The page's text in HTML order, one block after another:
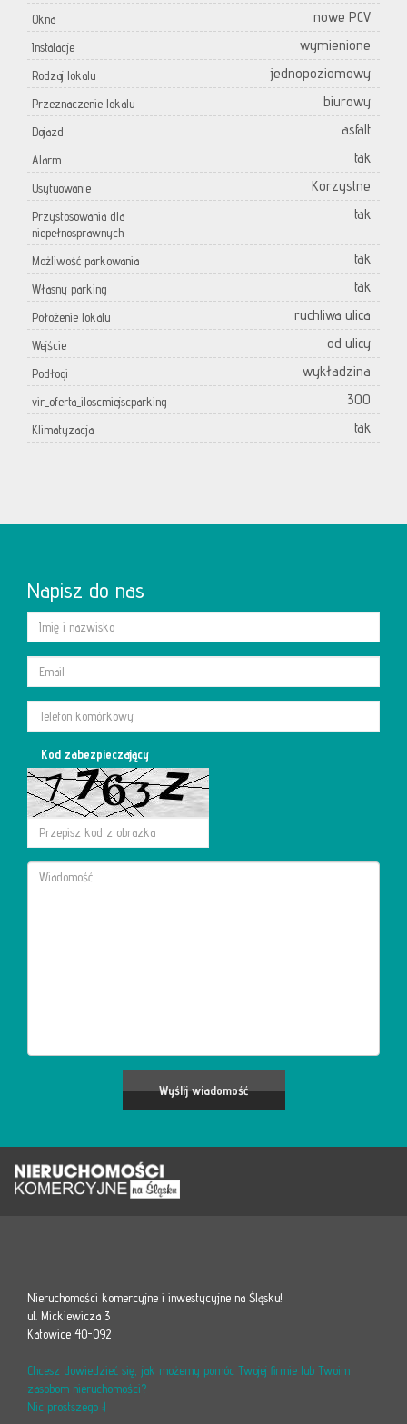
Okna nowe PCV
Instalacje wymienione
Rodzaj lokalu jednopoziomowy
Przeznaczenie lokalu biurowy
Dojazd asfalt
Alarm tak
Usytuowanie Korzystne
Przystosowania dla
niepełnosprawnych
tak
Możliwość parkowania tak
Własny parking tak
Położenie lokalu ruchliwa ulica
Wejście od ulicy
Podłogi wykładzina
vir_oferta_iloscmiejscparking 300
Klimatyzacja tak
Napisz do nas
Kod zabezpieczający
Nieruchomości komercyjne i inwestycyjne na Śląsku!
ul. Mickiewicza 3
Katowice 40-092
Chcesz dowiedzieć się, jak możemy pomóc Twojej firmie lub Twoim
zasobom nieruchomości?
Nic prostszego :)